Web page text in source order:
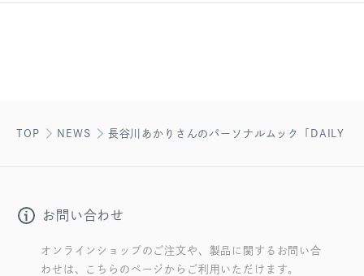
TOP NEWS 長谷川あかりさんのパーソナルムック「DAILY
お問い合わせ
オンラインショップのご注文や、製品に関するお問い合
わせは、こちらのページからご利用いただけます。